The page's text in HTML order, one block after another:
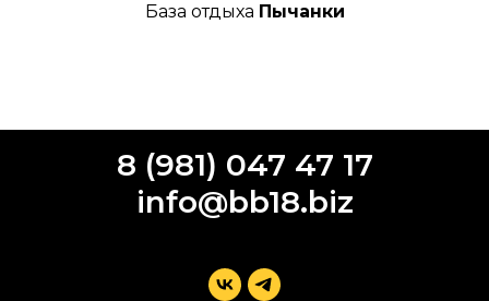
База отдыха Пычанки
8 (981) 047 47 17
info@bb18.biz